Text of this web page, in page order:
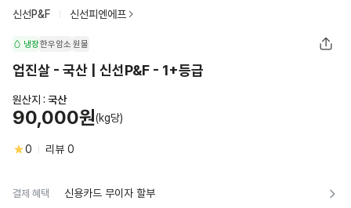
신선P&F 신선피엔에프
냉장한우암소 원물
업진살 - 국산 | 신선P&F - 1+등급
원산지 : 국산
90,000원(kg당)
0 리뷰 0
결제 혜택 신용카드 무이자 할부